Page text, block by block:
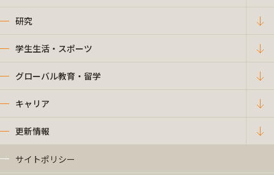
研究
学生生活・スポーツ
グローバル教育・留学
キャリア
更新情報
サイトポリシー